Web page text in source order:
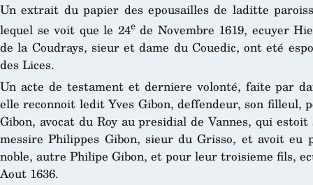
Un extrait du papier des epousailles de laditte
lequel se voit que le 24ede Novembre 1619, ecuyer
de la Coudrays, sieur et dame du Couedic, ont eté
des Lices.
Un acte de testament et derniere volonté, faite par
elle reconnoit ledit Yves Gibon, deffendeur, son filleul,
Gibon, avocat du Roy au presidial de Vannes, qui
messire Philippes Gibon, sieur du Grisso, et avoit
noble, autre Philipe Gibon, et pour leur troisieme fils,
Aout 1636.